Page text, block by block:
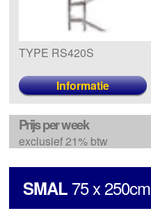
TYPE RS420S
Informatie
Prijs per week
exclusief 21% btw
SMAL 75 x 250cm